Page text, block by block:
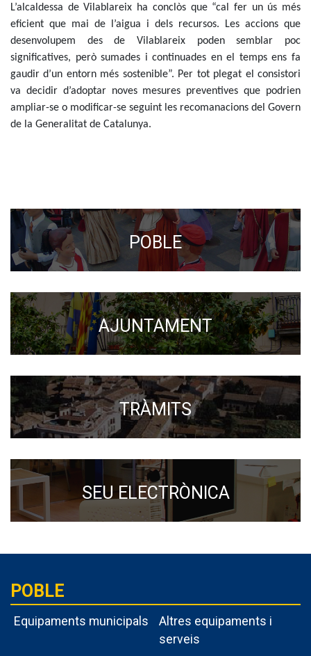
L’alcaldessa de Vilablareix ha conclòs que “cal fer un ús més
eficient que mai de l’aigua i dels recursos. Les accions que
desenvolupem des de Vilablareix poden semblar poc
significatives, però sumades i continuades en el temps ens fa
gaudir d’un entorn més sostenible”. Per tot plegat el consistori
va decidir d’adoptar noves mesures preventives que podrien
ampliar-se o modificar-se seguint les recomanacions del Govern
de la Generalitat de Catalunya.
POBLE
AJUNTAMENT
TRÀMITS
SEU ELECTRÒNICA
POBLE
Equipaments municipals
Altres equipaments i
serveis